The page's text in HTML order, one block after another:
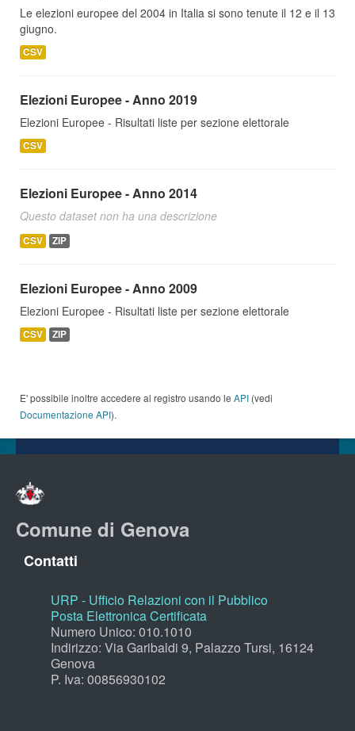
Le elezioni europee del 2004 in Italia si sono tenute il 12 e il 13
giugno.
CSV
Elezioni Europee - Anno 2019
Elezioni Europee - Risultati liste per sezione elettorale
CSV
Elezioni Europee - Anno 2014
Questo dataset non ha una descrizione
CSV ZIP
Elezioni Europee - Anno 2009
Elezioni Europee - Risultati liste per sezione elettorale
CSV ZIP
E' possibile inoltre accedere al registro usando le API (vedi
Documentazione API).
Comune di Genova
Contatti
URP - Ufficio Relazioni con il Pubblico
Posta Elettronica Certificata
Numero Unico: 010.1010
Indirizzo: Via Garibaldi 9, Palazzo Tursi, 16124
Genova
P. Iva: 00856930102